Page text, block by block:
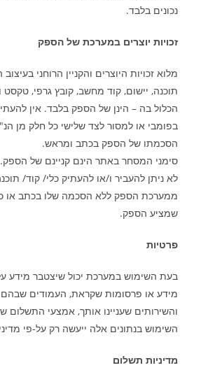
נכונים בלבד.
זכויות יוצרים במערכת של הספק
מלוא זכויות היוצרים והקניין הרוחני
תוכנה, יישום, קוד מחשב, קובץ גרפי, טקסט
הכלול בה – הינן של הספק בלבד. אין
בפומבי או למסור לצד שלישי כל חלק מן
הסכמתו של הספק בכתב ומראש.
סימני המסחר באתר הינם קניינם של
לא ניתן להעביר ו/או להעתיק כלי/ קוד/
ממערכת הספק ללא הסכמה שלו בכתב או
שמציע הספק.
פרטיות
בעת השימוש במערכת יכול שיצטבר מידע
מידע או פרסומות שקראת, העמודים
והשירותים שעניינו אותך, אמצעי התשלום
השימוש בנתונים אלה ייעשה רק על-פי
מדיניות תשלום